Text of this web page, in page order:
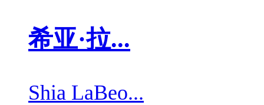
希亚·拉...
Shia LaBeo...